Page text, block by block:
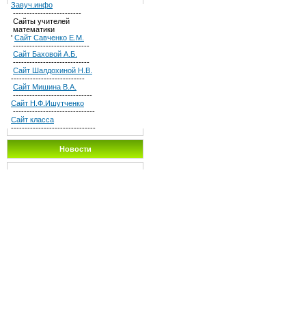
Завуч.инфо
-------------------------
Сайты учителей
математики
' Сайт Савченко Е.М.
----------------------------
Сайт Баховой А.Б.
----------------------------
Сайт Шалдохиной Н.В.
---------------------------
Сайт Мишина В.А.
-----------------------------
Сайт Н.Ф.Ишутченко
------------------------------
Сайт класса
-------------------------------
Новости